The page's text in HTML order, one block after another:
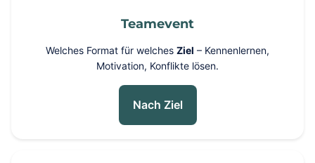
Teamevent
Welches Format für welches Ziel – Kennenlernen,
Motivation, Konflikte lösen.
Nach Ziel